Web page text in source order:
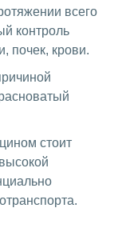
всего
контроль
почек, крови.
стоит